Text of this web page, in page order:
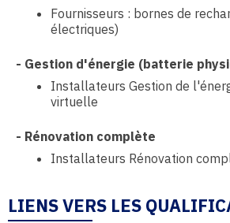
Fournisseurs : bornes de
électriques)
- Gestion d'énergie (batterie
Installateurs Gestion de
virtuelle
- Rénovation complète
Installateurs Rénovation
LIENS VERS LES